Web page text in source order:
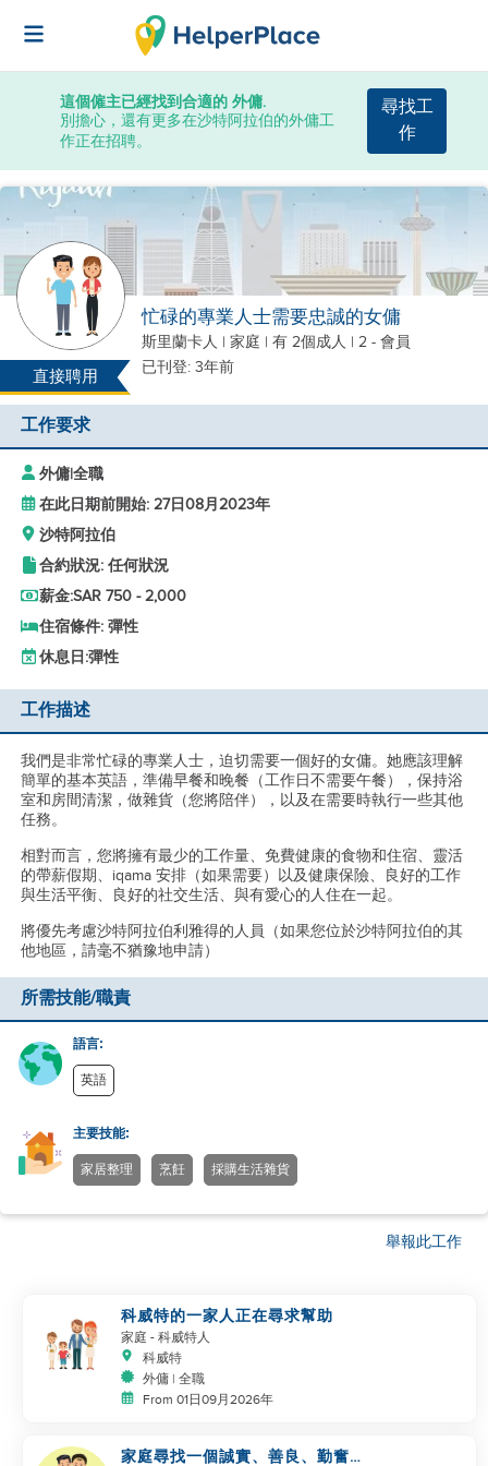
這個僱主已經找到合適的 外傭.
別擔心，還有更多在沙特阿拉伯的外傭工
作正在招聘。
尋找工
作
直接聘用
忙碌的專業人士需要忠誠的女傭
斯里蘭卡人 | 家庭 | 有 2個成人 | 2 - 會員
已刊登: 3年前
工作要求
外傭|全職
在此日期前開始: 27日08月2023年
沙特阿拉伯
合約狀況: 任何狀況
薪金:SAR 750 - 2,000
住宿條件: 彈性
休息日:彈性
工作描述
我們是非常忙碌的專業人士，迫切需要一個好的女傭。她應該理解
簡單的基本英語，準備早餐和晚餐（工作日不需要午餐），保持浴
室和房間清潔，做雜貨（您將陪伴），以及在需要時執行一些其他
任務。
相對而言，您將擁有最少的工作量、免費健康的食物和住宿、靈活
的帶薪假期、iqama 安排（如果需要）以及健康保險、良好的工作
與生活平衡、良好的社交生活、與有愛心的人住在一起。
將優先考慮沙特阿拉伯利雅得的人員（如果您位於沙特阿拉伯的其
他地區，請毫不猶豫地申請）
所需技能/職責
語言:
英語
主要技能:
家居整理 烹飪 採購生活雜貨
舉報此工作
科威特的一家人正在尋求幫助
家庭 - 科威特人
科威特
外傭 | 全職
From 01日09月2026年
家庭尋找一個誠實、善良、勤奮的